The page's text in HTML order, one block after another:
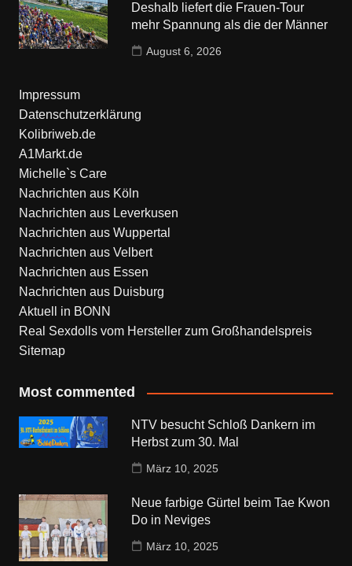
Deshalb liefert die Frauen-Tour
mehr Spannung als die der Männer
August 6, 2026
Impressum
Datenschutzerklärung
Kolibriweb.de
A1Markt.de
Michelle`s Care
Nachrichten aus Köln
Nachrichten aus Leverkusen
Nachrichten aus Wuppertal
Nachrichten aus Velbert
Nachrichten aus Essen
Nachrichten aus Duisburg
Aktuell in BONN
Real Sexdolls vom Hersteller zum Großhandelspreis
Sitemap
Most commented
NTV besucht Schloß Dankern im
Herbst zum 30. Mal
März 10, 2025
Neue farbige Gürtel beim Tae Kwon
Do in Neviges
März 10, 2025